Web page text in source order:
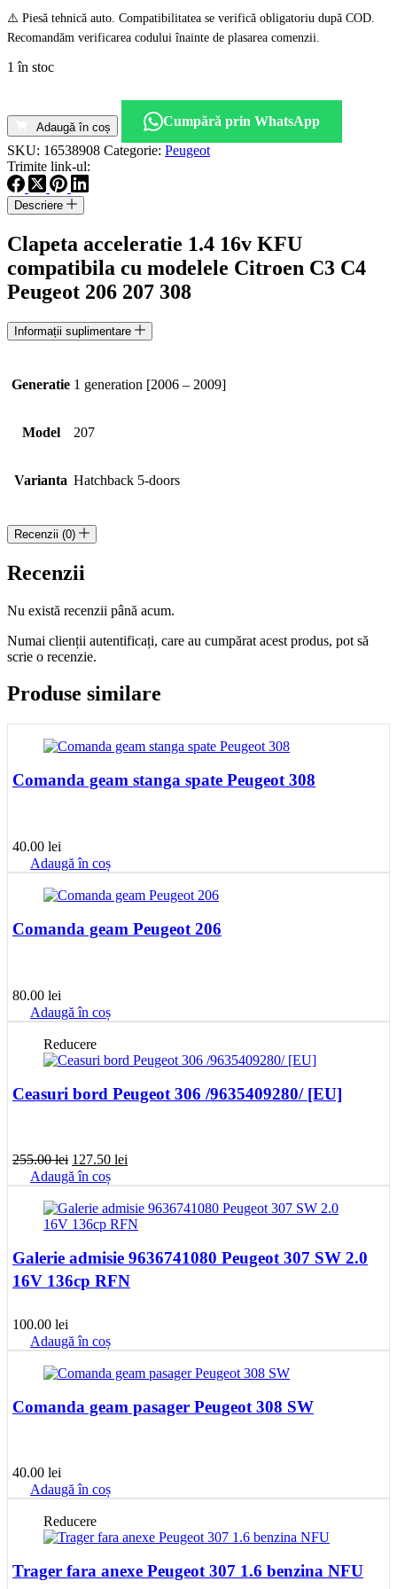
⚠️ Piesă tehnică auto. Compatibilitatea se verifică obligatoriu după COD.
Recomandăm verificarea codului înainte de plasarea comenzii.
1 în stoc
Clapeta
acceleratie
Peugeot
Citroen
cod
9647925480
1.4
motor
KFU
Adaugă în coș
Cumpără prin WhatsApp
SKU: 16538908 Categorie: Peugeot
Trimite link-ul:
Descriere
Clapeta acceleratie 1.4 16v KFU
compatibila cu modelele Citroen C3 C4
Peugeot 206 207 308
Informații suplimentare
Generatie 1 generation [2006 – 2009]
Model 207
Varianta Hatchback 5-doors
Recenzii (0)
Recenzii
Nu există recenzii până acum.
Numai clienții autentificați, care au cumpărat acest produs, pot să
scrie o recenzie.
Produse similare
Comanda geam stanga spate Peugeot 308
40.00 lei
Adaugă în coș
Comanda geam Peugeot 206
80.00 lei
Adaugă în coș
Reducere
Ceasuri bord Peugeot 306 /9635409280/ [EU]
255.00lei Prețul
inițial
a
fost:
255.00 lei.
127.50 lei
este:
127.50 lei.
Adaugă în coș
Galerie admisie 9636741080 Peugeot 307 SW 2.0
16V 136cp RFN
100.00 lei
Adaugă în coș
Comanda geam pasager Peugeot 308 SW
40.00 lei
Adaugă în coș
Reducere
Trager fara anexe Peugeot 307 1.6 benzina NFU